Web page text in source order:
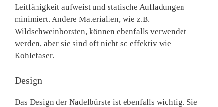
Leitfähigkeit aufweist und statische Aufladungen
minimiert. Andere Materialien, wie z.B.
Wildschweinborsten, können ebenfalls verwendet
werden, aber sie sind oft nicht so effektiv wie
Kohlefaser.
Design
Das Design der Nadelbürste ist ebenfalls wichtig. Sie